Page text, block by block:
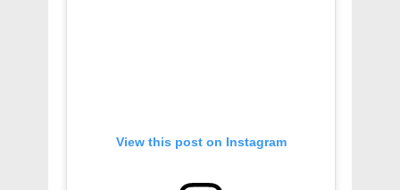
View this post on Instagram